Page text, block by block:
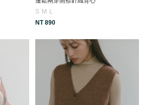
S M
L
NT 890